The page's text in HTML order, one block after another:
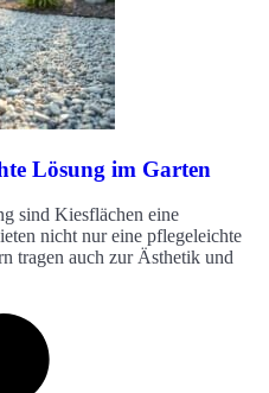
Lösung im Garten
sind Kiesflächen eine
nicht nur eine pflegeleichte
tragen auch zur Ästhetik und